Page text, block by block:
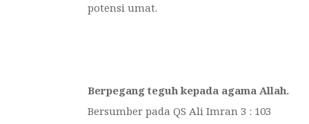
potensi umat.
Berpegang teguh kepada agama Allah.
Bersumber pada QS Ali Imran 3 : 103